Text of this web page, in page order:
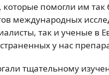
которые помогли им
международных
так и ученые в
у нас
тщательному